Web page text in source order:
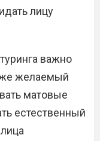
лицу
важно
желаемый
матовые
естественный